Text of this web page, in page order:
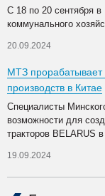
С 18 по 20 сентября
коммунального
20.09.2024
МТЗ прорабатывает
производств в Китае
Специалисты
возможности для
тракторов BELARUS
19.09.2024